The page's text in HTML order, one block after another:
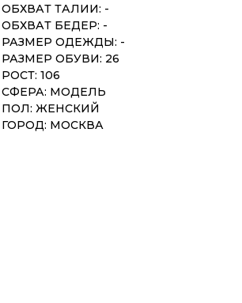
ОБХВАТ ТАЛИИ: -
ОБХВАТ БЕДЕР: -
РАЗМЕР ОДЕЖДЫ: -
РАЗМЕР ОБУВИ: 26
РОСТ: 106
СФЕРА: МОДЕЛЬ
ПОЛ: ЖЕНСКИЙ
ГОРОД: МОСКВА